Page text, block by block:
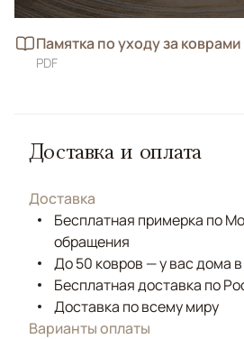
Памятка по уходу за коврами
PDF
Доставка и оплата
Доставка
Бесплатная примерка по
обращения
До 50 ковров — у вас дома
Бесплатная доставка по
Доставка по всему миру
Варианты оплаты